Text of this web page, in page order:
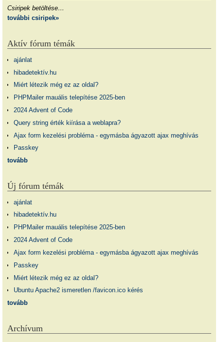
Csiripek betöltése…
további csiripek»
Aktív fórum témák
ajánlat
hibadetektív.hu
Miért létezik még ez az oldal?
PHPMailer mauális telepítése 2025-ben
2024 Advent of Code
Query string érték kiírása a weblapra?
Ajax form kezelési probléma - egymásba ágyazott ajax meghívás
Passkey
tovább
Új fórum témák
ajánlat
hibadetektív.hu
PHPMailer mauális telepítése 2025-ben
2024 Advent of Code
Ajax form kezelési probléma - egymásba ágyazott ajax meghívás
Passkey
Miért létezik még ez az oldal?
Ubuntu Apache2 ismeretlen /favicon.ico kérés
tovább
Archívum